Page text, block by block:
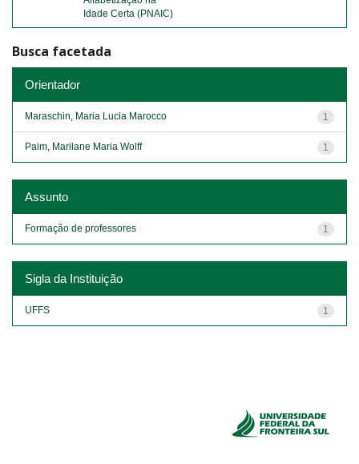
Idade Certa (PNAIC)
Busca facetada
Orientador
1
Maraschin, Maria Lucia Marocco
1
Paim, Marilane Maria Wolff
Assunto
1
Formação de professores
Sigla da Instituição
1
UFFS